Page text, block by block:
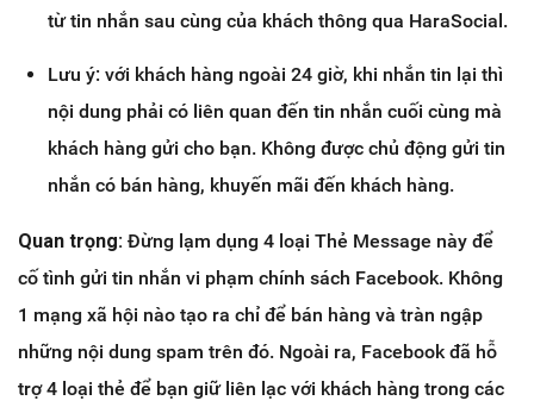
từ tin nhắn sau cùng của khách thông qua HaraSocial.
Lưu ý: với khách hàng ngoài 24 giờ, khi nhắn tin lại thì
nội dung phải có liên quan đến tin nhắn cuối cùng mà
khách hàng gửi cho bạn. Không được chủ động gửi tin
nhắn có bán hàng, khuyến mãi đến khách hàng.
Quan trọng: Đừng lạm dụng 4 loại Thẻ Message này để
cố tình gửi tin nhắn vi phạm chính sách Facebook. Không
1 mạng xã hội nào tạo ra chỉ để bán hàng và tràn ngập
những nội dung spam trên đó. Ngoài ra, Facebook đã hỗ
trợ 4 loại thẻ để bạn giữ liên lạc với khách hàng trong các